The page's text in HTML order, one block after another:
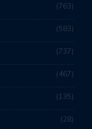
763
583
737
467
135
28